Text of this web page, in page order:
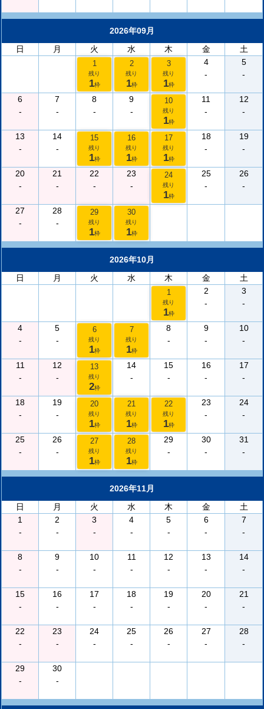
2026年09月
日
月 火 水 木 金 土
1
残り
1枠
2
残り
1枠
3
残り
1枠
4
-
5
-
6
-
7
-
8
-
9
-
10
残り
1枠
11
-
12
-
13
-
14
-
15
残り
1枠
16
残り
1枠
17
残り
1枠
18
-
19
-
20
-
21
-
22
-
23
-
24
残り
1枠
25
-
26
-
27
-
28
-
29
残り
1枠
30
残り
1枠
2026年10月
日
月 火 水 木 金 土
1
残り
1枠
2
-
3
-
4
-
5
-
6
残り
1枠
7
残り
1枠
8
-
9
-
10
-
11
-
12
-
13
残り
2枠
14
-
15
-
16
-
17
-
18
-
19
-
20
残り
1枠
21
残り
1枠
22
残り
1枠
23
-
24
-
25
-
26
-
27
残り
1枠
28
残り
1枠
29
-
30
-
31
-
2026年11月
日
月 火 水 木 金
土
1
-
2
-
3
-
4
-
5
-
6
-
7
-
8
-
9
-
10
-
11
-
12
-
13
-
14
-
15
-
16
-
17
-
18
-
19
-
20
-
21
-
22
-
23
-
24
-
25
-
26
-
27
-
28
-
29
-
30
-